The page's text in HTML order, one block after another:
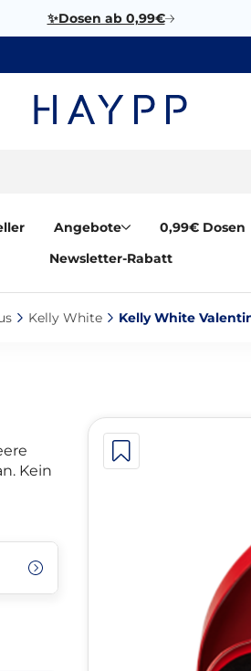
✨Dosen ab 0,99€
Angebote 0,99€ Dosen
Newsletter-Rabatt
Kelly White‎ Kelly White
Kein